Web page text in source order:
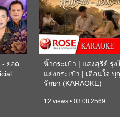
- ยอด
หิ้วกระเป๋า | แสงสุรีย์ รุ่ง
แย่งกระเป๋า | เตือนใจ บุ
รักษา (KARAOKE)
12 views • 03.08.2569